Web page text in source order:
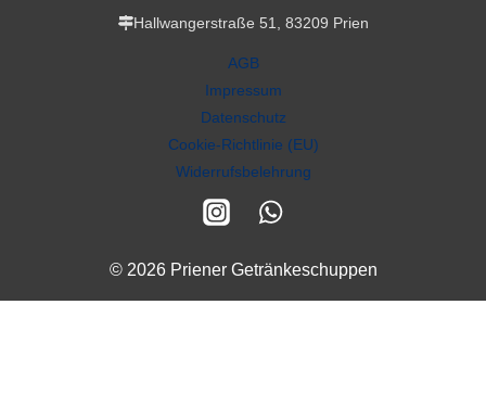
Hallwangerstraße 51, 83209 Prien
AGB
Impressum
Datenschutz
Cookie-Richtlinie (EU)
Widerrufsbelehrung
© 2026 Priener Getränkeschuppen